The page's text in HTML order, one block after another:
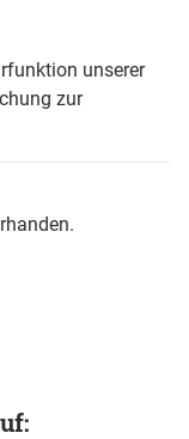
unserer
zur